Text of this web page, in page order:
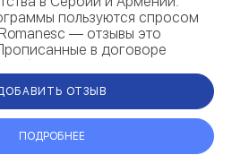
пользуются спросом
— отзывы это
в договоре
об ответственности и
ОТЗЫВ
ПОДРОБНЕЕ